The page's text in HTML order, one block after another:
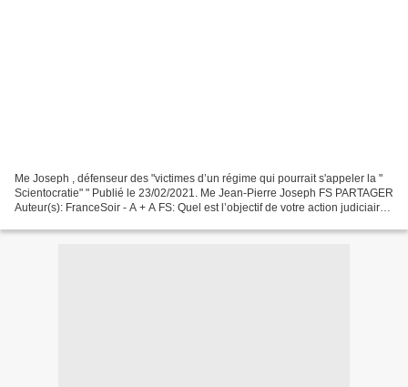
Me Joseph , défenseur des "victimes d’un régime qui pourrait s'appeler la "
Scientocratie" " Publié le 23/02/2021. Me Jean-Pierre Joseph FS PARTAGER
Auteur(s): FranceSoir - A + A FS: Quel est l’objectif de votre action judiciaire